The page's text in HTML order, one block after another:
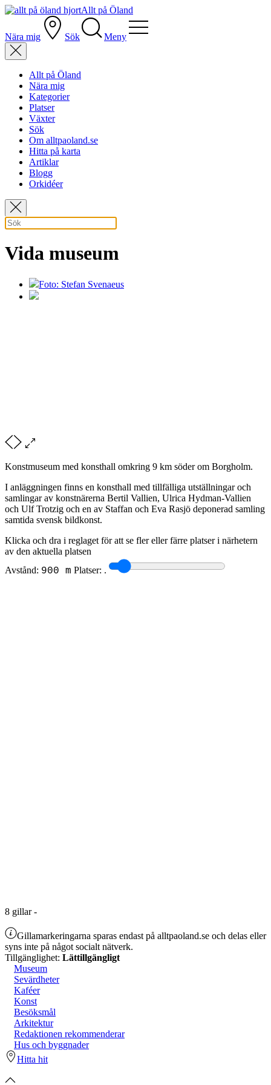
Allt på Öland
Nära mig Sök Meny
Allt på Öland
Nära mig
Kategorier
Platser
Växter
Sök
Om alltpaoland.se
Hitta på karta
Artiklar
Blogg
Orkidéer
Vida museum
Foto: Stefan Svenaeus
Konstmuseum med konsthall omkring 9 km söder om Borgholm.
I anläggningen finns en konsthall med tillfälliga utställningar och
samlingar av konstnärerna Bertil Vallien, Ulrica Hydman-Vallien
och Ulf Trotzig och en av Staffan och Eva Rasjö deponerad samling
samtida svensk bildkonst.
Klicka och dra i reglaget för att se fler eller färre platser i närhetern
av den aktuella platsen
Avstånd: 900 m Platser: .
8 gillar-
Gillamarkeringarna sparas endast på alltpaoland.se och delas eller
syns inte på något socialt nätverk.
Tillgänglighet: Lättillgängligt
Museum
Sevärdheter
Kaféer
Konst
Besöksmål
Arkitektur
Redaktionen rekommenderar
Hus och byggnader
Hitta hit